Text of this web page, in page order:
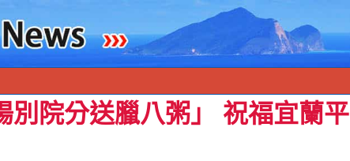
別院分送臘八粥」 祝福宜蘭平